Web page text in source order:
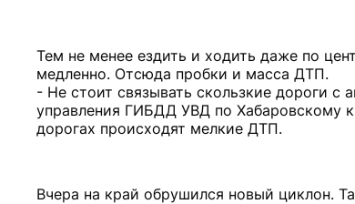
Тем не менее ездить и ходить даже по
медленно. Отсюда пробки и масса ДТП.
- Не стоит связывать скользкие дороги с
управления ГИБДД УВД по Хабаровскому
дорогах происходят мелкие ДТП.
Вчера на край обрушился новый циклон.